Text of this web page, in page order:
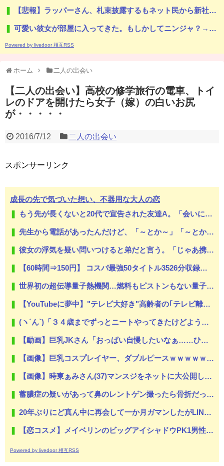
【悲報】ラッパーさん、札束披露するもネット民から新社会人の初ボーナスくらいしかないと笑われる
可愛い彼女が部屋に入ってきた。もしかしてニンジャ？→スタイリッシュな動きはこちらです…
Powered by livedoor 相互RSS
ホーム 二人の出会い
【二人の出会い】高校の修学旅行の電車、トイ
レのドアを開けたら女子（嫁）の白いお尻
が・・・・・
2016/7/12 二人の出会い
スポンサーリンク
成長の先で気づいた想い、不器用な大人の恋
もう先が長くないと20代で宣告された友達A。「会いに来てほしい」と言うので彼女の好きなもの沢山もっていったんだけど、なんとBが手渡した物は…
先生から電話があったんだけど、「～とか～」「～とか考えて～」と何度も言ってたのが耳に残ってしまった
彼女の浮気を疑い問いつけると弟だと言う。「じゃあ携帯見せて」『え？』え？じゃねーしｗ で、なんだかんだで結局俺の方が間男だったｗ
【60時間⇒150円】 コスパ最強50タイトル3526分収録発見！グラドル流出ほかがセールで更に半額！
世界初の超伝導量子熱機関…燃料もピストンもない量子エンジンが回った！
【YouTubeに夢中】"テレビ大好き"高齢者の｢テレビ離れ｣が始まった
(ヽ´ん`)「３４歳までずっとニートやってきたけどようやくやりたいことが見つかった」→…斜め上のお仕事がこちら
【動画】巨乳JKさん「おっぱい自慢したいなぁ……ひらめいたッ！」
【画像】巨乳コスプレイヤー、ダブルピースｗｗｗｗｗｗｗｗｗ
【画像】時東ぁみさん(37)マンスジをネットに大公開してしまう…
蓄膿症の疑いがあって鼻のレントゲン撮ったら骨折だった。そういや幼稚園の頃顔面着地したことがあったが、 母ちゃん当時気づかなかったのかよ・・・
20年ぶりにど真ん中に再会して一か月ガマンしたがLINEで「たまに二人で昔話ができる友達になろう」的なメッセ送信した。昨日まで既読無視
【恋コスメ】メイベリンのビッグアイシャドウPK1男性からの評判めちゃくちゃ良い。
Powered by livedoor 相互RSS